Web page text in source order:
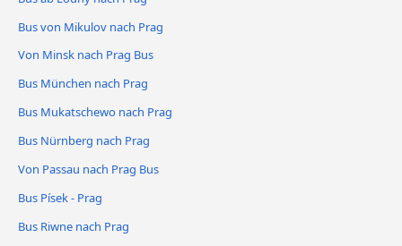
Bus von Mikulov nach Prag
Von Minsk nach Prag Bus
Bus München nach Prag
Bus Mukatschewo nach Prag
Bus Nürnberg nach Prag
Von Passau nach Prag Bus
Bus Písek - Prag
Bus Riwne nach Prag